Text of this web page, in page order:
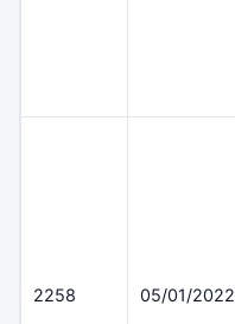
2258 05/01/2022